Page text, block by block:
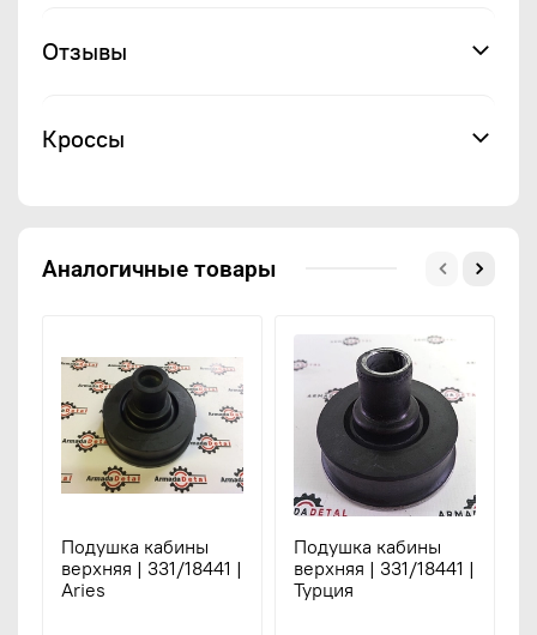
Отзывы
Кроссы
Аналогичные товары
Подушка кабины
верхняя | 331/18441 |
Aries
Подушка кабины
верхняя | 331/18441 |
Турция